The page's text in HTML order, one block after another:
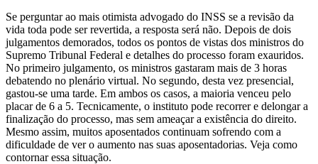
Se perguntar ao mais otimista advogado do INSS se a revisão da
vida toda pode ser revertida, a resposta será não. Depois de dois
julgamentos demorados, todos os pontos de vistas dos ministros do
Supremo Tribunal Federal e detalhes do processo foram exauridos.
No primeiro julgamento, os ministros gastaram mais de 3 horas
debatendo no plenário virtual. No segundo, desta vez presencial,
gastou-se uma tarde. Em ambos os casos, a maioria venceu pelo
placar de 6 a 5. Tecnicamente, o instituto pode recorrer e delongar a
finalização do processo, mas sem ameaçar a existência do direito.
Mesmo assim, muitos aposentados continuam sofrendo com a
dificuldade de ver o aumento nas suas aposentadorias. Veja como
contornar essa situação.